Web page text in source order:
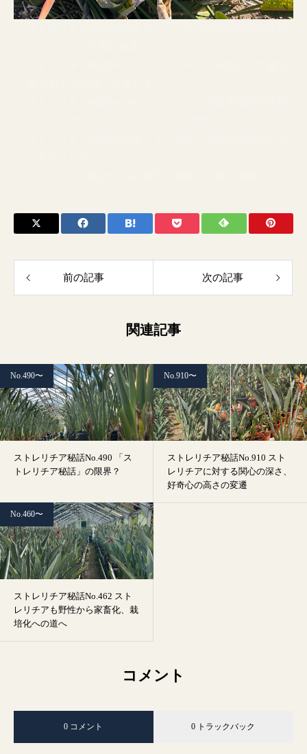
前の記事 次の記事
関連記事
No.490〜
ストレリチア秘話No.490 「ス
トレリチア秘話」の限界？
No.910〜
ストレリチア秘話No.910 スト
レリチアに対する関心の深さ、
好奇心の高さの変遷
No.460〜
ストレリチア秘話No.462 スト
レリチアも野性から家畜化、栽
培化への道へ
コメント
0 コメント 0 トラックバック